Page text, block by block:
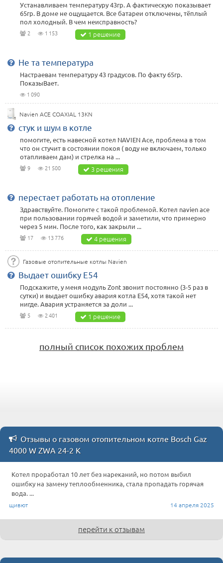
Устанавливаем температуру 43гр. А фактическую показывает
65гр. В доме не ощущается. Все батареи отключены, тёплый
пол холодный. В чем неисправность?
2 1 153 1 решение
Не та температура
Настраевам температуру 43 градусов. По факту 65гр.
ПоказыВает.
1 090
Navien ACE COAXIAL 13KN
стук и шум в котле
помогите, есть навесной котел NAVIEN Ace, проблема в том
что он стучит в состоянии покоя ( воду не включаем, только
отапливаем дам) и стрелка на ...
9 21 500 3 решения
перестает работать на отопление
Здравствуйте. Помогите с такой проблемой. Котел navien ace
при пользовании горячей водой и заметили, что примерно
через 5 мин. После того, как закрыли ...
17 13 776 4 решения
Газовые отопительные котлы Navien
Выдает ошибку Е54
Подскажите, у меня модуль Zont звонит постоянно (3-5 раз в
сутки) и выдает ошибку авария котла Е54, хотя такой нет
нигде. Авария устраняется за доли ...
5 2 401 1 решение
полный список похожих проблем
Отзывы о газовом отопительном котле Bosch Gaz
4000 W ZWA 24-2 K
Котел проработал 10 лет без нареканий, но потом выбил
ошибку на замену теплообменника, стала пропадать горячая
вода. ...
щивют 14 апреля 2025
перейти к отзывам